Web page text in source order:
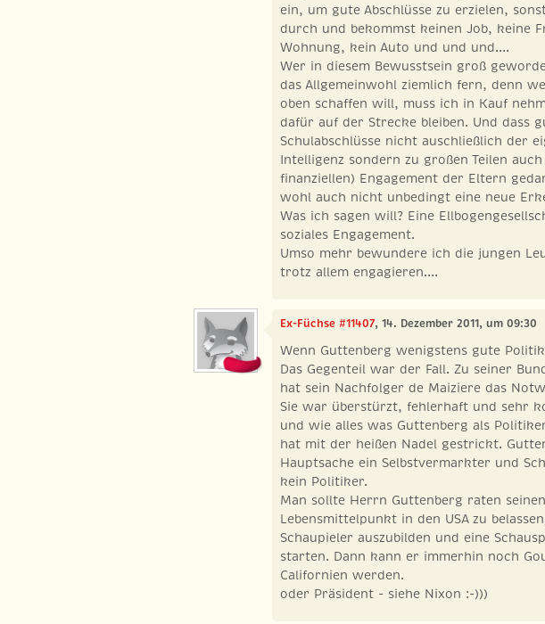
ein, um gute Abschlüsse zu erzielen,
durch und bekommst keinen Job, keine
Wohnung, kein Auto und und und....
Wer in diesem Bewusstsein groß
das Allgemeinwohl ziemlich fern, denn
oben schaffen will, muss ich in Kauf
dafür auf der Strecke bleiben. Und dass
Schulabschlüsse nicht auschließlich der
Intelligenz sondern zu großen Teilen
finanziellen) Engagement der Eltern
wohl auch nicht unbedingt eine neue
Was ich sagen will? Eine
soziales Engagement.
Umso mehr bewundere ich die jungen
trotz allem engagieren....
Ex-Füchse #11407, 14. Dezember 2011, um 09:30
Wenn Guttenberg wenigstens gute
Das Gegenteil war der Fall. Zu seiner
hat sein Nachfolger de Maiziere das
Sie war überstürzt, fehlerhaft und sehr
und wie alles was Guttenberg als
hat mit der heißen Nadel gestrickt.
Hauptsache ein Selbstvermarkter und
kein Politiker.
Man sollte Herrn Guttenberg raten seinen
Lebensmittelpunkt in den USA zu
Schaupieler auszubilden und eine
starten. Dann kann er immerhin noch
Californien werden.
oder Präsident - siehe Nixon :-)))